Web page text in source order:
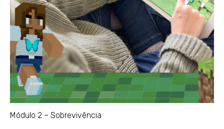
Módulo 2 – Sobrevivência